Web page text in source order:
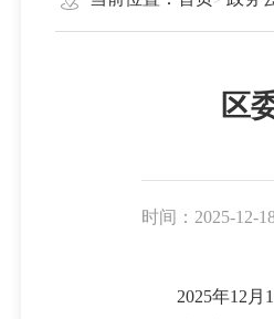
区
时间：2025-12-
2025年12月17